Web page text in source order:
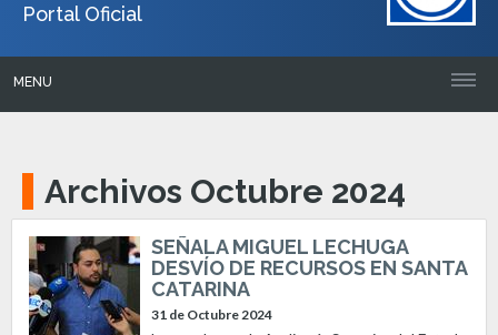
Portal Oficial
MENU
Archivos Octubre 2024
SEÑALA MIGUEL LECHUGA
DESVÍO DE RECURSOS EN SANTA
CATARINA
31 de Octubre 2024